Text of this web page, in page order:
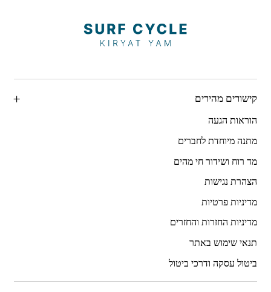
קישורים מהירים
הוראות הגעה
מתנה מיוחדת לחברים
מד רוח ושידור חי מהים
הצהרת נגישות
מדיניות פרטיות
מדיניות החזרות והחזרים
תנאי שימוש באתר
ביטול עסקה ודרכי ביטול